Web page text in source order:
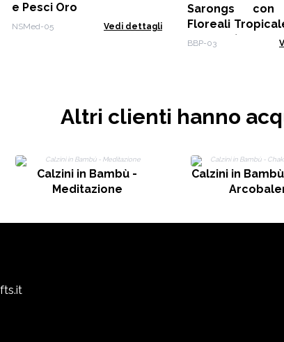
e Pesci Oro
NSMed-05 Vedi dettagli
Sarongs con
Floreali
Assortiti)
BBP-03
Altri clienti hanno
Calzini in Bambù -
Meditazione
Calzini in